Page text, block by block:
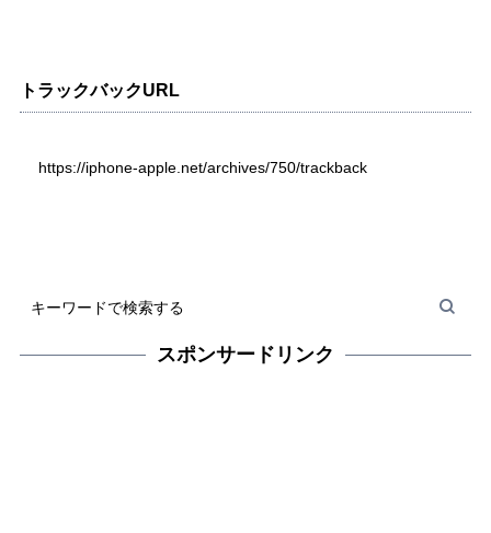
トラックバックURL
https://iphone-apple.net/archives/750/trackback
スポンサードリンク